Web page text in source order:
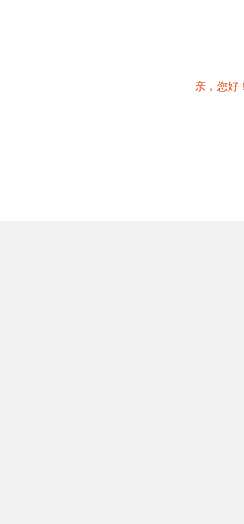
亲，您好